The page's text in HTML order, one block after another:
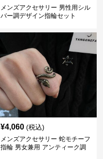
メンズアクセサリー 男性用シル
バー調デザイン指輪セット
¥4,060 (税込)
メンズアクセサリー 蛇モチーフ
指輪 男女兼用 アンティーク調